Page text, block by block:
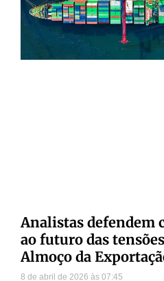
Analistas defendem
ao futuro das
Almoço da
8 de abril de 2026 07:45